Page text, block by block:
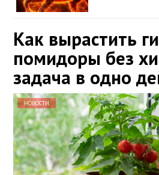
Как вырастить
помидоры без
задача в одно
НОВОСТИ